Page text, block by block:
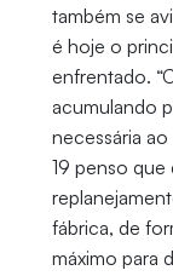
também se
é hoje o
enfrentado.
acumulando
necessária
19 penso
fábrica, de
máximo para